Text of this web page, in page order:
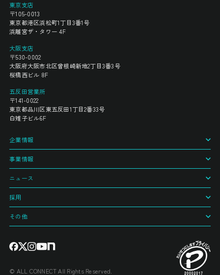
東京支店
〒105-0013
東京都港区浜松町1丁目3番1号
浜離宮ザ・タワー 4F
大阪支店
〒530-0002
大阪府大阪市北区曾根崎新地2丁目3番3号
桜橋西ビル 8F
五反田営業所
〒141-0022
東京都品川区東五反田1丁目2番33号
白雉子ビル6F
企業情報
事業情報
ニュース
採用
その他
© ALL CONNECT All Rights Reserved.